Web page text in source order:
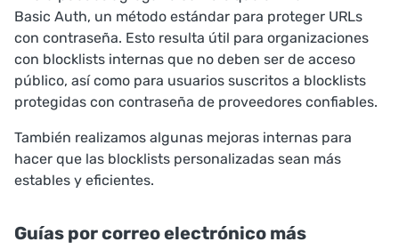
Basic Auth, un método estándar para proteger URLs
con contraseña. Esto resulta útil para organizaciones
con blocklists internas que no deben ser de acceso
público, así como para usuarios suscritos a blocklists
protegidas con contraseña de proveedores confiables.
También realizamos algunas mejoras internas para
hacer que las blocklists personalizadas sean más
estables y eficientes.
Guías por correo electrónico más